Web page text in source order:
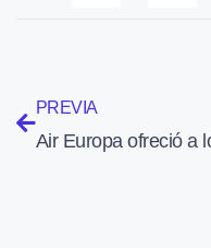
PREVIA